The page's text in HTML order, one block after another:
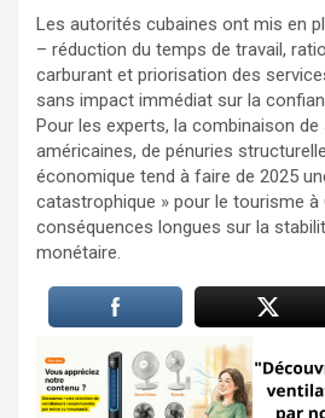
Les autorités cubaines ont mis en
– réduction du temps de travail,
carburant et priorisation des
sans impact immédiat sur la
Pour les experts, la combinaison
américaines, de pénuries
économique tend à faire de 2025
catastrophique » pour le tourisme à
conséquences longues sur la
monétaire.